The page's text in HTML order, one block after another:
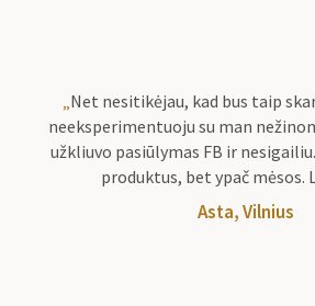
Net nesitikėjau, kad bus taip
neeksperimentuoju su man
užkliuvo pasiūlymas FB ir
produktus, bet ypač mėsos.
Asta, Vilnius